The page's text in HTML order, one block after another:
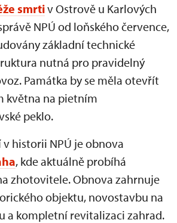
smrtiv Ostrově u Karlových
NPÚ od loňského července,
základní technické
nutná pro pravidelný
Památka by se měla otevřít
května na pietním
peklo.
historii NPÚ je obnova
, kde aktuálně probíhá
zhotovitele. Obnova zahrnuje
objektu, novostavbu na
a kompletní revitalizaci zahrad.